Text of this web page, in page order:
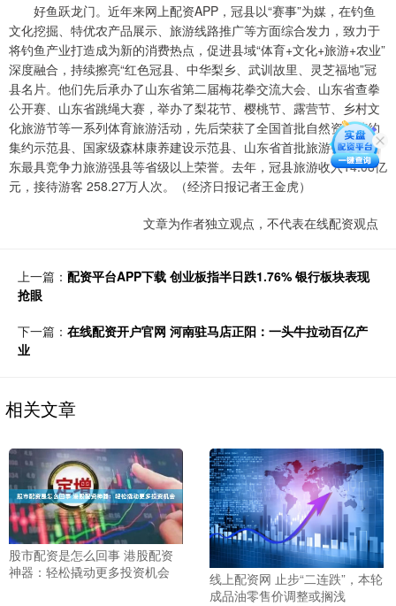
好鱼跃龙门。近年来网上配资APP，冠县以“赛事”为媒，在钓鱼
文化挖掘、特优农产品展示、旅游线路推广等方面综合发力，致力于
将钓鱼产业打造成为新的消费热点，促进县域“体育+文化+旅游+农业”
深度融合，持续擦亮“红色冠县、中华梨乡、武训故里、灵芝福地”冠
县名片。他们先后承办了山东省第二届梅花拳交流大会、山东省查拳
公开赛、山东省跳绳大赛，举办了梨花节、樱桃节、露营节、乡村文
化旅游节等一系列体育旅游活动，先后荣获了全国首批自然资源节约
集约示范县、国家级森林康养建设示范县、山东省首批旅游强县、山
东最具竞争力旅游强县等省级以上荣誉。去年，冠县旅游收入14.08亿
元，接待游客 258.27万人次。（经济日报记者王金虎）
文章为作者独立观点，不代表在线配资观点
上一篇： 配资平台APP下载 创业板指半日跌1.76% 银行板块表现
抢眼
下一篇： 在线配资开户官网 河南驻马店正阳：一头牛拉动百亿产
业
相关文章
股市配资是怎么回事 港股配资
神器：轻松撬动更多投资机会
线上配资网 止步“二连跌”，本轮
成品油零售价调整或搁浅